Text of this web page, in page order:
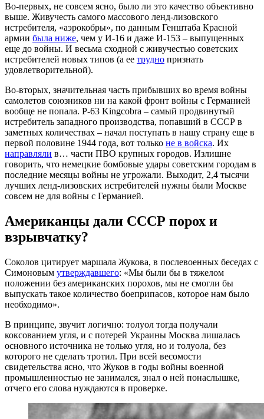
Во-первых, не совсем ясно, было ли это качество объективно
выше. Живучесть самого массового ленд-лизовского
истребителя, «аэрокобры», по данным Генштаба Красной
армии была ниже, чем у И-16 и даже И-153 – выпущенных
еще до войны. И весьма сходной с живучестью советских
истребителей новых типов (а ее трудно признать
удовлетворительной).
Во-вторых, значительная часть прибывших во время войны
самолетов союзников ни на какой фронт войны с Германией
вообще не попала. P-63 Kingcobra – самый продвинутый
истребитель западного производства, попавший в СССР в
заметных количествах – начал поступать в нашу страну еще в
первой половине 1944 года, вот только не в войска. Их
направляли в… части ПВО крупных городов. Излишне
говорить, что немецкие бомбовые удары советским городам в
последние месяцы войны не угрожали. Выходит, 2,4 тысячи
лучших ленд-лизовских истребителей нужны были Москве
совсем не для войны с Германией.
Американцы дали СССР порох и
взрывчатку?
Соколов цитирует маршала Жукова, в послевоенных беседах с
Симоновым утверждавшего: «Мы были бы в тяжелом
положении без американских порохов, мы не смогли бы
выпускать такое количество боеприпасов, которое нам было
необходимо».
В принципе, звучит логично: толуол тогда получали
коксованием угля, и с потерей Украины Москва лишалась
основного источника не только угля, но и толуола, без
которого не сделать тротил. При всей весомости
свидетельства ясно, что Жуков в годы войны военной
промышленностью не занимался, знал о ней понаслышке,
отчего его слова нуждаются в проверке.